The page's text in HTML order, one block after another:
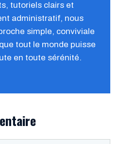
tutoriels clairs et
administratif, nous
simple, conviviale
tout le monde puisse
en toute sérénité.